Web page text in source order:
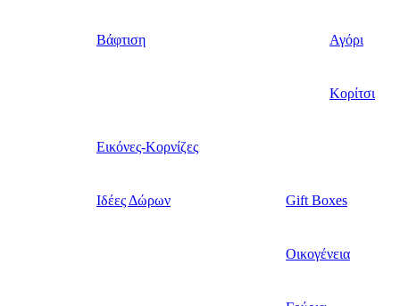
Βάφτιση Αγόρι
Κορίτσι
Εικόνες-Κορνίζες
Ιδέες Δώρων Gift Boxes
Οικογένεια